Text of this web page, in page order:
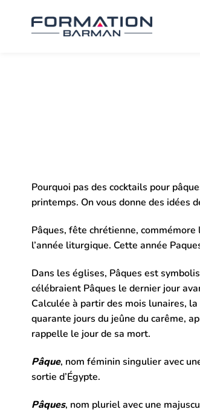
contenu
Pourquoi pas des cocktails pour
printemps. On vous donne des idées
Pâques, fête chrétienne,
l’année liturgique. Cette année
Dans les églises, Pâques est
célébraient Pâques le dernier jour
Calculée à partir des mois lunaires,
quarante jours du jeûne du carême,
rappelle le jour de sa mort.
Pâque, nom féminin singulier avec
sortie d’Égypte.
Pâques, nom pluriel avec une